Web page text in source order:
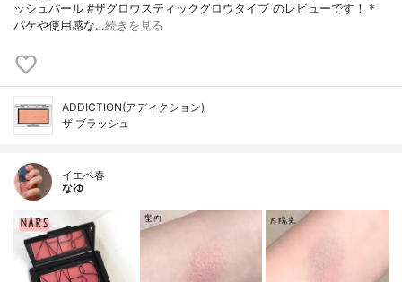
ッシュパール #ザグロウスティックグロウタイプ のレビューです！＊
パケや使用感な…続きを見る
ADDICTION(アディクション)
ザ ブラッシュ
イエベ春
なゆ